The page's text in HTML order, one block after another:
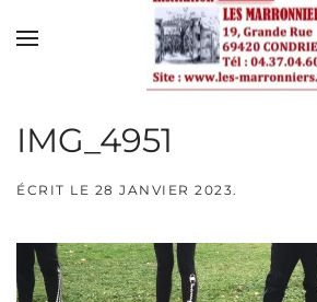
Skip to main content
IMG_4951
ÉCRIT LE 28 JANVIER 2023.